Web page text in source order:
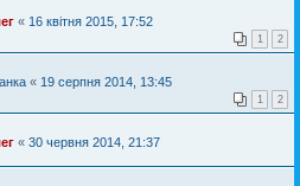
« 16 квітня 2015, 17:52
1 2
« 19 серпня 2014, 13:45
1 2
« 30 червня 2014, 21:37